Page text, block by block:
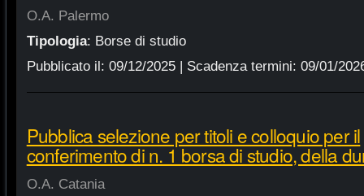
O.A. Palermo
Tipologia: Borse di studio
Pubblicato il: 09/12/2025| Scadenza termini: 09/01/
Pubblica selezione per titoli e colloquio per il
conferimento di n. 1 borsa di studio, della
O.A. Catania